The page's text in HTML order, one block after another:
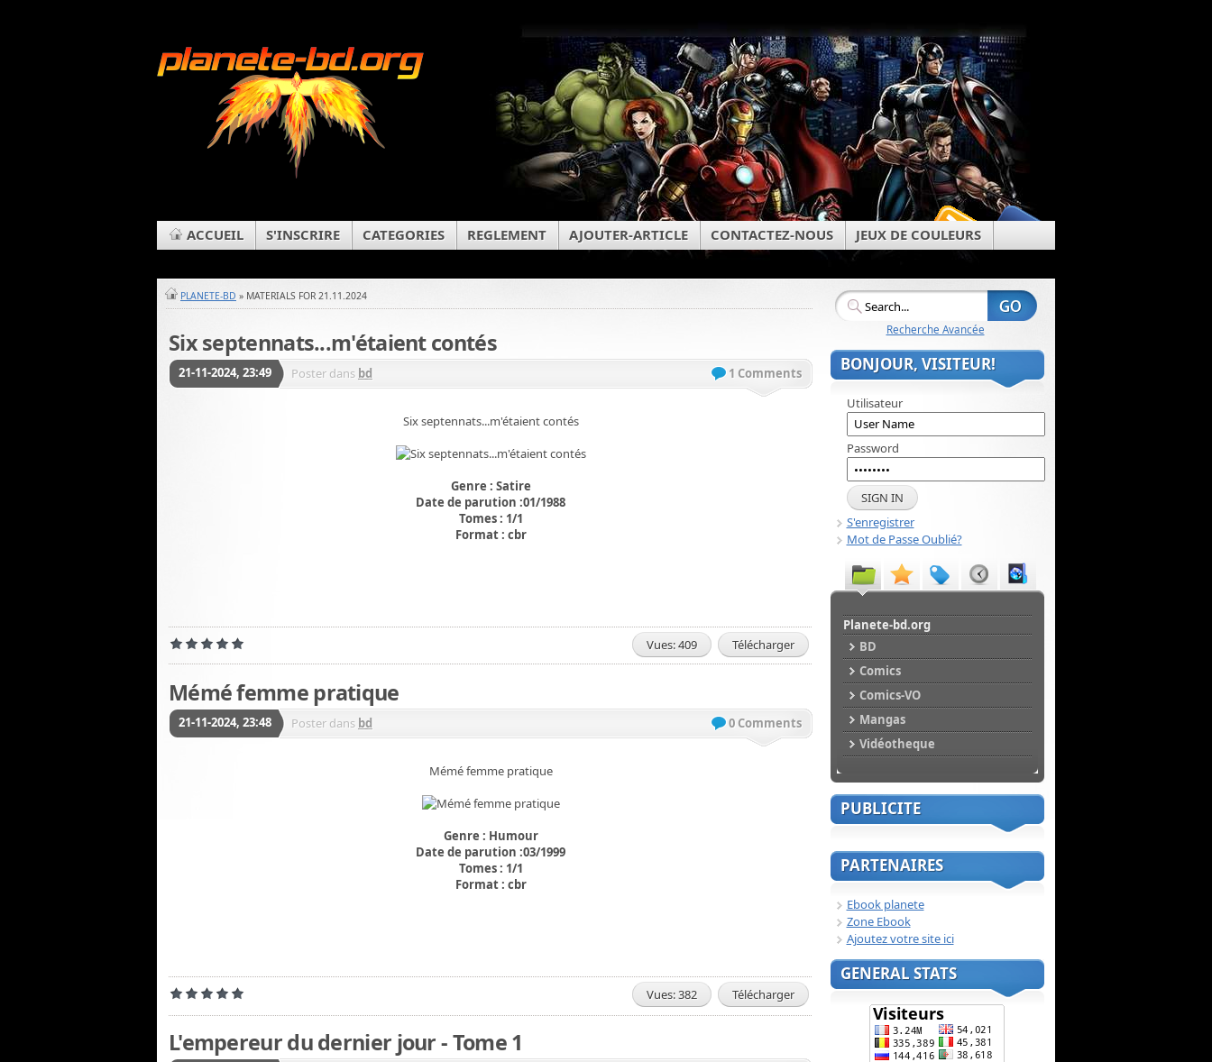
ACCUEIL S'INSCRIRE CATEGORIES REGLEMENT AJOUTER-ARTICLE CONTACTEZ-NOUS JEUX DE COULEURS
PLANETE-BD » MATERIALS FOR 21.11.2024
Six septennats...m'étaient contés
21-11-2024, 23:49 Poster dans bd 1 Comments
Six septennats...m'étaient contés
Genre : Satire
Date de parution :01/1988
Tomes : 1/1
Format : cbr
Vues: 409 Télécharger
Mémé femme pratique
21-11-2024, 23:48 Poster dans bd 0 Comments
Mémé femme pratique
Genre : Humour
Date de parution :03/1999
Tomes : 1/1
Format : cbr
Vues: 382 Télécharger
L'empereur du dernier jour - Tome 1
Recherche Avancée
BONJOUR, VISITEUR!
Utilisateur
Password
S'enregistrer
Mot de Passe Oublié?
Planete-bd.org
BD
Comics
Comics-VO
Mangas
Vidéotheque
PUBLICITE
PARTENAIRES
Ebook planete
Zone Ebook
Ajoutez votre site ici
GENERAL STATS